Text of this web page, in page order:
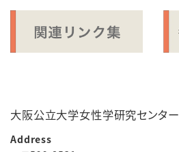
大阪公立大学女性学研究センター
Address